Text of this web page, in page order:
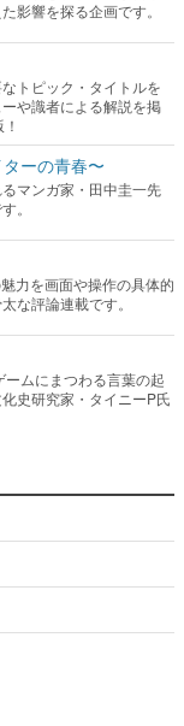
や識者による解説を掲
ーの青春〜
マンガ家・田中圭一先
。
力を画面や操作の具体的
な評論連載です。
ムにまつわる言葉の起
史研究家・タイニーP氏